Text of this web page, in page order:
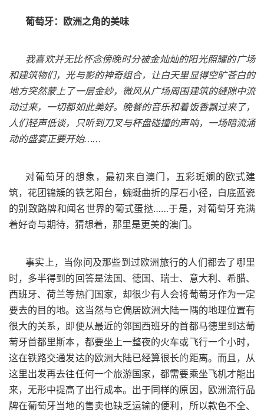
葡萄牙：欧洲之角的美味
我喜欢并无比怀念傍晚时分被金灿灿的阳光照耀的广场
和建筑物们，光与影的神奇组合，让白天里显得空旷苍白的
地方突然蒙上了一层金纱，微风从广场周围建筑的缝隙中流
动过来，一切都如此美好。晚餐的音乐和着饭香飘过来了，
人们轻声低谈，只听到刀叉与杯盘碰撞的声响，一场暗流涌
动的盛宴正要开始……
对葡萄牙的想象，最初来自澳门，五彩斑斓的欧式建
筑，花团锦簇的铁艺阳台，蜿蜒曲折的厚石小径，白底蓝瓷
的别致路牌和闻名世界的葡式蛋挞……于是，对葡萄牙充满
着好奇与期待，猜想着，那里是更美的澳门。
事实上，当你问及那些到过欧洲旅行的人们都去了哪里
时，多半得到的回答是法国、德国、瑞士、意大利、希腊、
西班牙、荷兰等热门国家，却很少有人会将葡萄牙作为一定
要去的目的地。这当然与它偏居欧洲大陆一隅的地理位置有
很大的关系，即便从最近的邻国西班牙的首都马德里到达葡
萄牙首都里斯本，都要坐上一整夜的火车或飞行一个小时，
这在铁路交通发达的欧洲大陆已经算很长的距离。而且，从
这里出发再去往任何一个旅游国家，都需要乘坐飞机才能出
来，无形中提高了出行成本。出于同样的原因，欧洲流行品
牌在葡萄牙当地的售卖也缺乏运输的便利，所以款色不全、